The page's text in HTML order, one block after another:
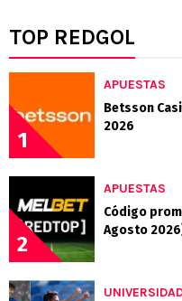
TOP REDGOL
1
APUESTAS
Betsson
2026
2
APUESTAS
Código
Agosto